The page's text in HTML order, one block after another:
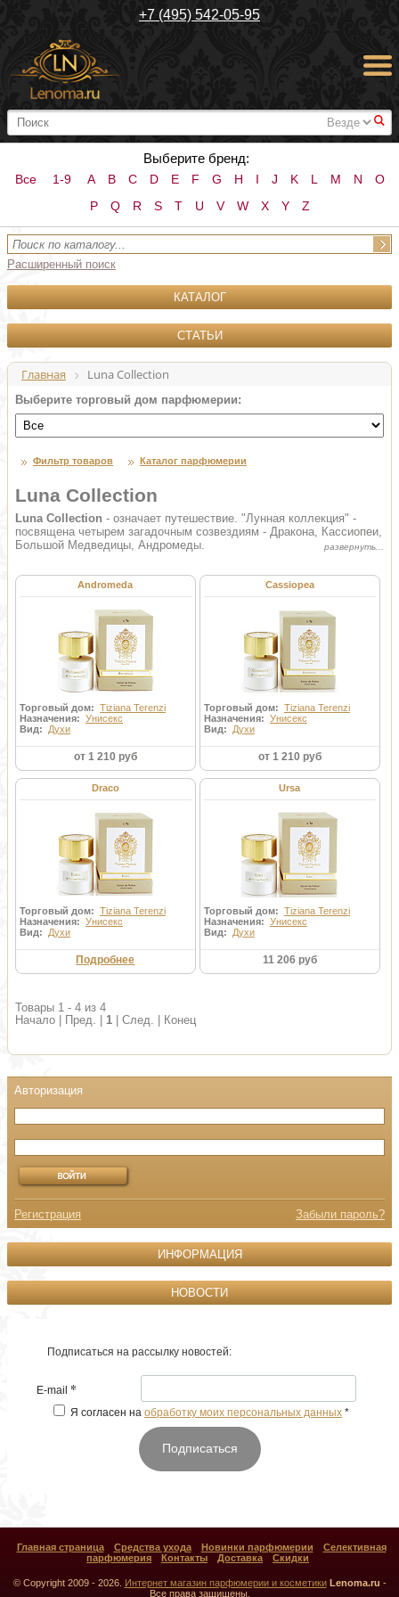
+7 (495) 542-05-95
#
Выберите бренд:
Все 1-9 A B C D E F G H I J K L M N
O
P
Q R S T U V W X Y Z
Расширенный поиск
КАТАЛОГ
СТАТЬИ
Главная Luna Collection
Выберите торговый дом парфюмерии:
Фильтр товаров Каталог парфюмерии
Luna Collection
Luna Collection - означает путешествие. "Лунная коллекция" -
посвящена четырем загадочным созвездиям - Дракона, Кассиопеи,
Большой Медведицы, Андромеды.
Andromeda
Торговый дом: Tiziana Terenzi
Назначения: Унисекс
Вид: Духи
от 1 210 руб
Cassiopea
Торговый дом: Tiziana Terenzi
Назначения: Унисекс
Вид: Духи
от 1 210 руб
Draco
Торговый дом: Tiziana Terenzi
Назначения: Унисекс
Вид: Духи
Подробнее
Ursa
Торговый дом: Tiziana Terenzi
Назначения: Унисекс
Вид: Духи
11 206 руб
Товары 1 - 4 из 4
Начало | Пред. | 1 | След. | Конец
Регистрация Забыли пароль?
ИНФОРМАЦИЯ
НОВОСТИ
Подписаться на рассылку новостей:
E-mail *
Я согласен на обработку моих персональных данных *
Подписаться
Главная страница Средства ухода Новинки парфюмерии
Селективная
парфюмерия
Контакты Доставка Скидки
© Copyright 2009 - 2026. Интернет магазин парфюмерии и косметики Lenoma.ru -
Все права защищены.